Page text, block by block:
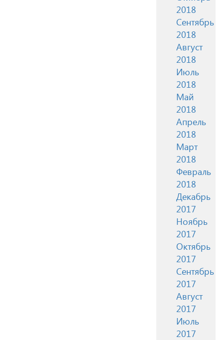
2018
Сентябрь
2018
Август
2018
Июль
2018
Май
2018
Апрель
2018
Март
2018
Февраль
2018
Декабрь
2017
Ноябрь
2017
Октябрь
2017
Сентябрь
2017
Август
2017
Июль
2017